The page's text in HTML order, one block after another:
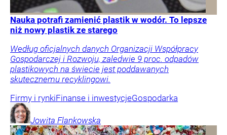
Nauka potrafi zamienić plastik w wodór. To lepsze
niż nowy plastik ze starego
Według oficjalnych danych Organizacji Współpracy
Gospodarczej i Rozwoju, zaledwie 9 proc. odpadów
plastikowych na świecie jest poddawanych
skutecznemu recyklingowi.
Firmy i rynkiFinanse i inwestycjeGospodarka
Jowita Flankowska